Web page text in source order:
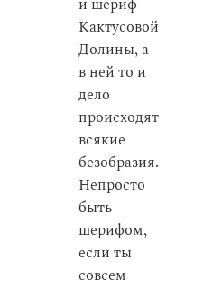
и шериф
Кактусовой
Долины, а
в ней то и
дело
происходят
всякие
безобразия.
Непросто
быть
шерифом,
если ты
совсем